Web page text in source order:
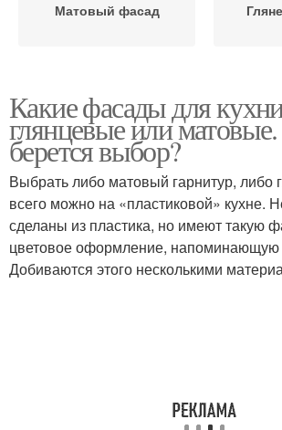
Матовый фасад
Матовые фасады
Кухни из шпона
Какие фасады для
глянцевые или
берется выбор?
Выбрать либо матовый гарнитур, либо
всего можно на «пластиковой» кухне.
сделаны из пластика, но имеют такую
цветовое оформление, напоминающую
Добиваются этого несколькими